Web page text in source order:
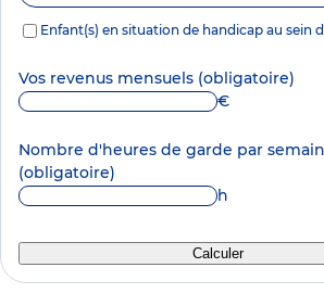
Enfant(s) en situation de handicap au sein
Vos revenus mensuels (obligatoire)
€
Nombre d'heures de garde par
(obligatoire)
h
Calculer